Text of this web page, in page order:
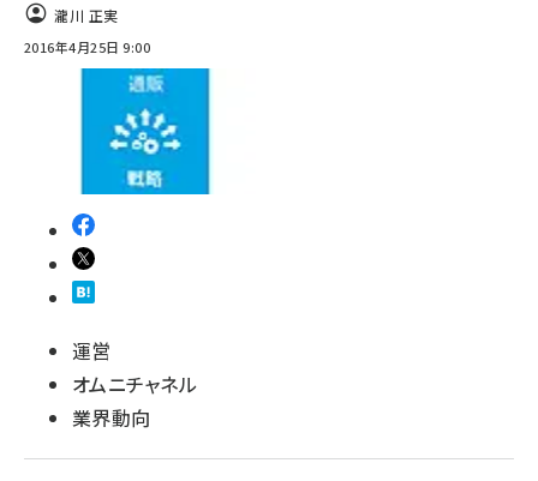
瀧川 正実
2016年4月25日 9:00
運営
オムニチャネル
業界動向